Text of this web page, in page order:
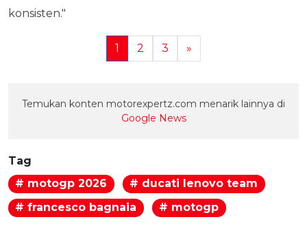
konsisten."
1 2 3 »
Temukan konten motorexpertz.com menarik lainnya di
Google News
Tag
# motogp 2026
# ducati lenovo team
# francesco bagnaia
# motogp